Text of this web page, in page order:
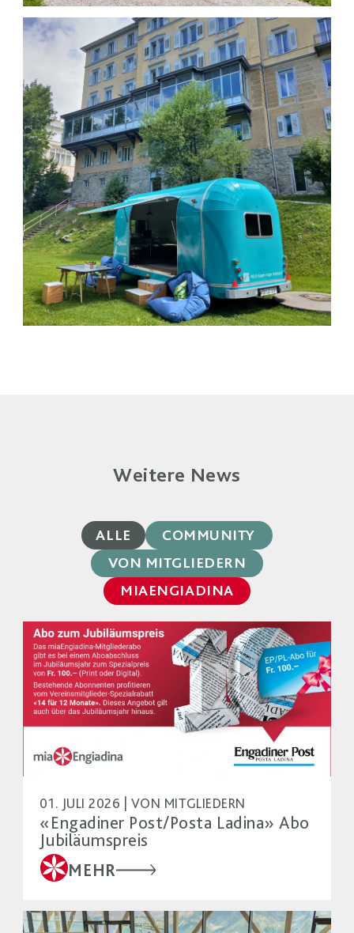
Weitere News
ALLE
COMMUNITY
VON MITGLIEDERN
MIAENGIADINA
01. JULI 2026 | VON MITGLIEDERN
«Engadiner Post/Posta Ladina» Abo
Jubiläumspreis
MEHR